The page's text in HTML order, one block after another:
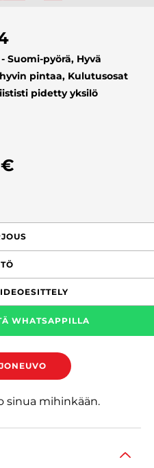
Suomi-pyörä, Hyvä
pintaa, Kulutusosat
pidetty yksilö
WHATSAPPILLA
sinua mihinkään.